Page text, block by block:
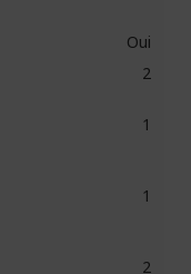
Oui
2
1
1
2